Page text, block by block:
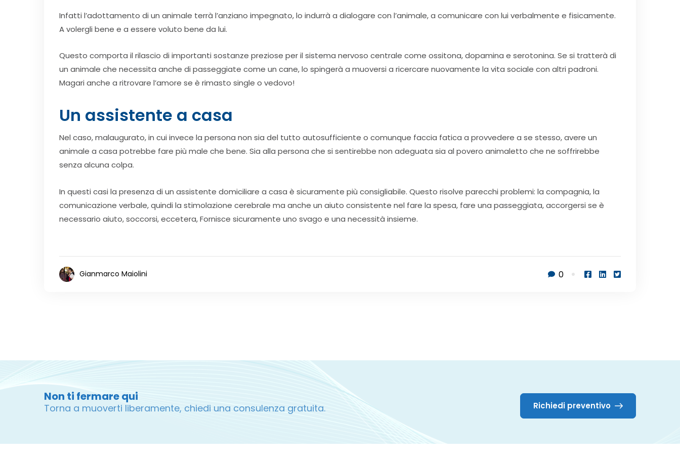
Infatti l’adottamento di un animale terrà l’anziano impegnato, lo indurrà a dialogare con l’animale, a comunicare con lui verbalmente e fisicamente.
A volergli bene e a essere voluto bene da lui.
Questo comporta il rilascio di importanti sostanze preziose per il sistema nervoso centrale come ossitona, dopamina e serotonina. Se si tratterà di
un animale che necessita anche di passeggiate come un cane, lo spingerà a muoversi a ricercare nuovamente la vita sociale con altri padroni.
Magari anche a ritrovare l’amore se è rimasto single o vedovo!
Un assistente a casa
Nel caso, malaugurato, in cui invece la persona non sia del tutto autosufficiente o comunque faccia fatica a provvedere a se stesso, avere un
animale a casa potrebbe fare più male che bene. Sia alla persona che si sentirebbe non adeguata sia al povero animaletto che ne soffrirebbe
senza alcuna colpa.
In questi casi la presenza di un assistente domiciliare a casa è sicuramente più consigliabile. Questo risolve parecchi problemi: la compagnia, la
comunicazione verbale, quindi la stimolazione cerebrale ma anche un aiuto consistente nel fare la spesa, fare una passeggiata, accorgersi se è
necessario aiuto, soccorsi, eccetera, Fornisce sicuramente uno svago e una necessità insieme.
Gianmarco Maiolini 0
Non ti fermare qui
Torna a muoverti liberamente, chiedi una consulenza gratuita. Richiedi preventivo